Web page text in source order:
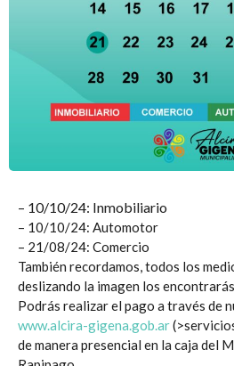
– 10/10/24: Inmobiliario
– 10/10/24: Automotor
– 21/08/24: Comercio
También recordamos, todos los
deslizando la imagen los
Podrás realizar el pago a través de
www.alcira-gigena.gob.ar
de manera presencial en la caja del